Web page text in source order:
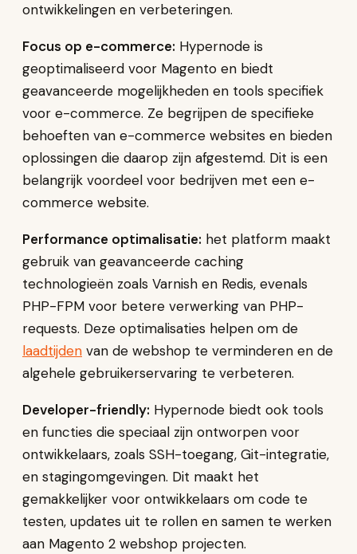
ontwikkelingen en verbeteringen.
Focus op e-commerce: Hypernode is
geoptimaliseerd voor Magento en biedt
geavanceerde mogelijkheden en tools specifiek
voor e-commerce. Ze begrijpen de specifieke
behoeften van e-commerce websites en bieden
oplossingen die daarop zijn afgestemd. Dit is een
belangrijk voordeel voor bedrijven met een e-
commerce website.
Performance optimalisatie: het platform maakt
gebruik van geavanceerde caching
technologieën zoals Varnish en Redis, evenals
PHP-FPM voor betere verwerking van PHP-
requests. Deze optimalisaties helpen om de
laadtijden van de webshop te verminderen en de
algehele gebruikerservaring te verbeteren.
Developer-friendly: Hypernode biedt ook tools
en functies die speciaal zijn ontworpen voor
ontwikkelaars, zoals SSH-toegang, Git-integratie,
en stagingomgevingen. Dit maakt het
gemakkelijker voor ontwikkelaars om code te
testen, updates uit te rollen en samen te werken
aan Magento 2 webshop projecten.